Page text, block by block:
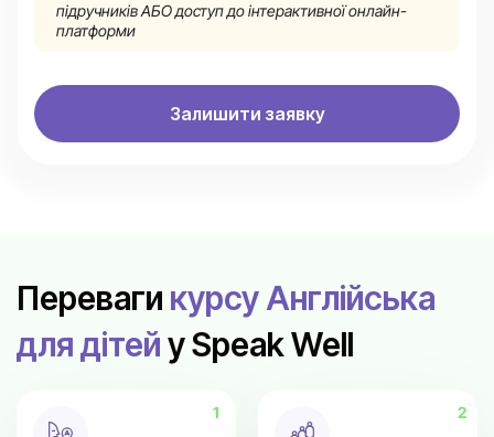
підручників АБО доступ до інтерактивної онлайн-
платформи
Залишити заявку
Переваги курсу Англійська
для дітейу Speak Well